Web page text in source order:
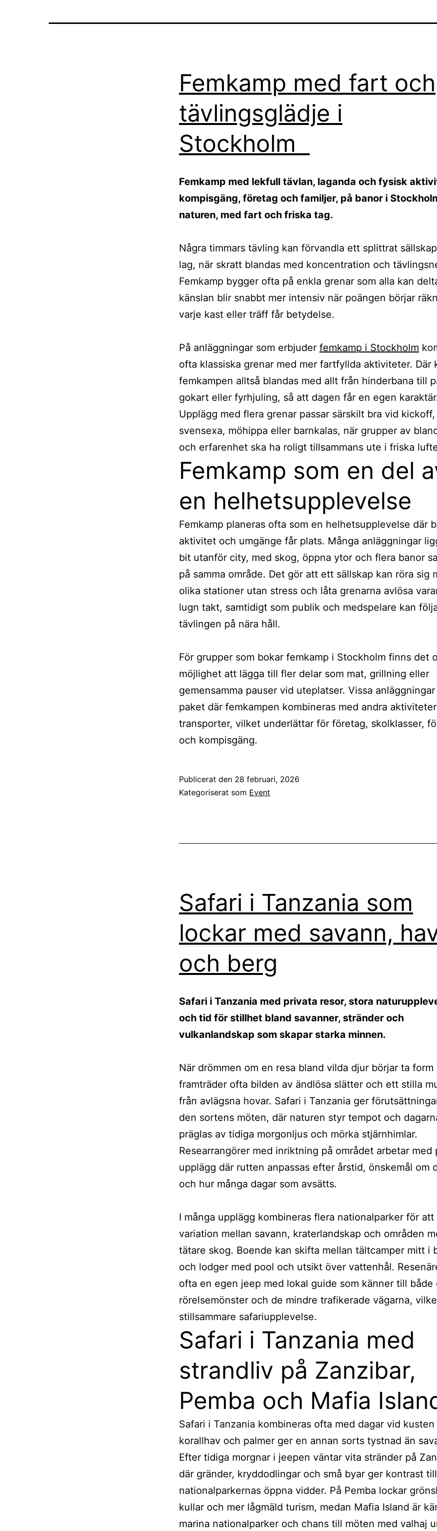
Femkamp med fart och
tävlingsglädje i
Stockholm
Femkamp med lekfull tävlan, laganda och fysisk
kompisgäng, företag och familjer, på banor i
naturen, med fart och friska tag.
Några timmars tävling kan förvandla ett splittrat
lag, när skratt blandas med koncentration och
Femkamp bygger ofta på enkla grenar som alla kan
känslan blir snabbt mer intensiv när poängen börjar
varje kast eller träff får betydelse.
På anläggningar som erbjuder femkamp i Stockholm
ofta klassiska grenar med mer fartfyllda aktiviteter. Där
femkampen alltså blandas med allt från hinderbana till
gokart eller fyrhjuling, så att dagen får en egen
Upplägg med flera grenar passar särskilt bra vid kickoff,
svensexa, möhippa eller barnkalas, när grupper av
och erfarenhet ska ha roligt tillsammans ute i friska
Femkamp som en del
en helhetsupplevelse
Femkamp planeras ofta som en helhetsupplevelse där
aktivitet och umgänge får plats. Många anläggningar
bit utanför city, med skog, öppna ytor och flera banor
på samma område. Det gör att ett sällskap kan röra sig
olika stationer utan stress och låta grenarna avlösa
lugn takt, samtidigt som publik och medspelare kan
tävlingen på nära håll.
För grupper som bokar femkamp i Stockholm finns det
möjlighet att lägga till fler delar som mat, grillning eller
gemensamma pauser vid uteplatser. Vissa
paket där femkampen kombineras med andra
transporter, vilket underlättar för företag, skolklasser,
och kompisgäng.
Publicerat den 28 februari, 2026
Kategoriserat som Event
Safari i Tanzania som
lockar med savann,
och berg
Safari i Tanzania med privata resor, stora
och tid för stillhet bland savanner, stränder och
vulkanlandskap som skapar starka minnen.
När drömmen om en resa bland vilda djur börjar ta form
framträder ofta bilden av ändlösa slätter och ett stilla
från avlägsna hovar. Safari i Tanzania ger
den sortens möten, där naturen styr tempot och
präglas av tidiga morgonljus och mörka stjärnhimlar.
Researrangörer med inriktning på området arbetar med
upplägg där rutten anpassas efter årstid, önskemål om
och hur många dagar som avsätts.
I många upplägg kombineras flera nationalparker för att
variation mellan savann, kraterlandskap och områden
tätare skog. Boende kan skifta mellan tältcamper mitt i
och lodger med pool och utsikt över vattenhål.
ofta en egen jeep med lokal guide som känner till både
rörelsemönster och de mindre trafikerade vägarna,
stillsammare safariupplevelse.
Safari i Tanzania med
strandliv på Zanzibar,
Pemba och Mafia
Safari i Tanzania kombineras ofta med dagar vid kusten
korallhav och palmer ger en annan sorts tystnad än
Efter tidiga morgnar i jeepen väntar vita stränder på
där gränder, kryddodlingar och små byar ger kontrast till
nationalparkernas öppna vidder. På Pemba lockar
kullar och mer lågmäld turism, medan Mafia Island är
marina nationalparker och chans till möten med valhaj